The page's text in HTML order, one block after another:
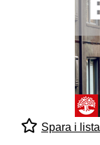
Spara i lista